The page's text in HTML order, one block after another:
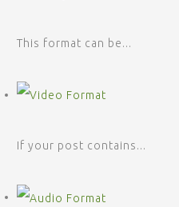
This format can be...
If your post contains...